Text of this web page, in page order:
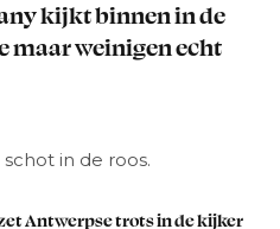
kijkt binnen in de
maar weinigen echt
in de roos.
Antwerpse trots in de kijker